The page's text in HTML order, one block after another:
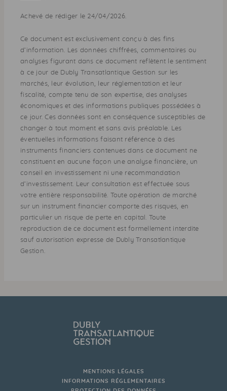
Achevé de rédiger le 24/04/2026.
Ce document est exclusivement conçu à des fins
d’information. Les données chiffrées, commentaires ou
analyses figurant dans ce document reflètent le sentiment
à ce jour de Dubly Transatlantique Gestion sur les
marchés, leur évolution, leur réglementation et leur
fiscalité, compte tenu de son expertise, des analyses
économiques et des informations publiques possédées à
ce jour. Ces données sont en conséquence susceptibles de
changer à tout moment et sans avis préalable. Les
éventuelles informations faisant référence à des
instruments financiers contenues dans ce document ne
constituent en aucune façon une analyse financière, un
conseil en investissement ni une recommandation
d’investissement. Leur consultation est effectuée sous
votre entière responsabilité. Toute opération de marché
sur un instrument financier comporte des risques, en
particulier un risque de perte en capital. Toute
reproduction de ce document est formellement interdite
sauf autorisation expresse de Dubly Transatlantique
Gestion.
MENTIONS LÉGALES
INFORMATIONS RÉGLEMENTAIRES